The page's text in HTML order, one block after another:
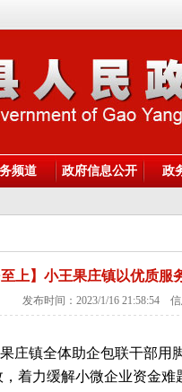
频道 政府信息公开 政
至上】小王果庄镇以优质
发布时间：2023/1/16 21:58:54
镇全体助企包联干部用
着力缓解小微企业资金